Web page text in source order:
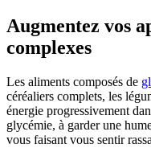
Augmentez vos
complexes
Les aliments composés de
céréaliers complets, les
énergie progressivement
glycémie, à garder une
vous faisant vous sentir